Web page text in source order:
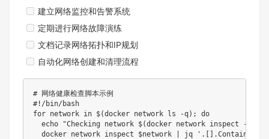
建立网络监控和告警系统
定期进行网络故障演练
文档记录网络拓扑和IP规划
自动化网络创建和清理流程
# 网络健康检查脚本示例
#!/bin/bash
for network in $(docker network ls -q) ;
do
echo
"Checking network $(docker network inspect -f
docker network inspect $network jq